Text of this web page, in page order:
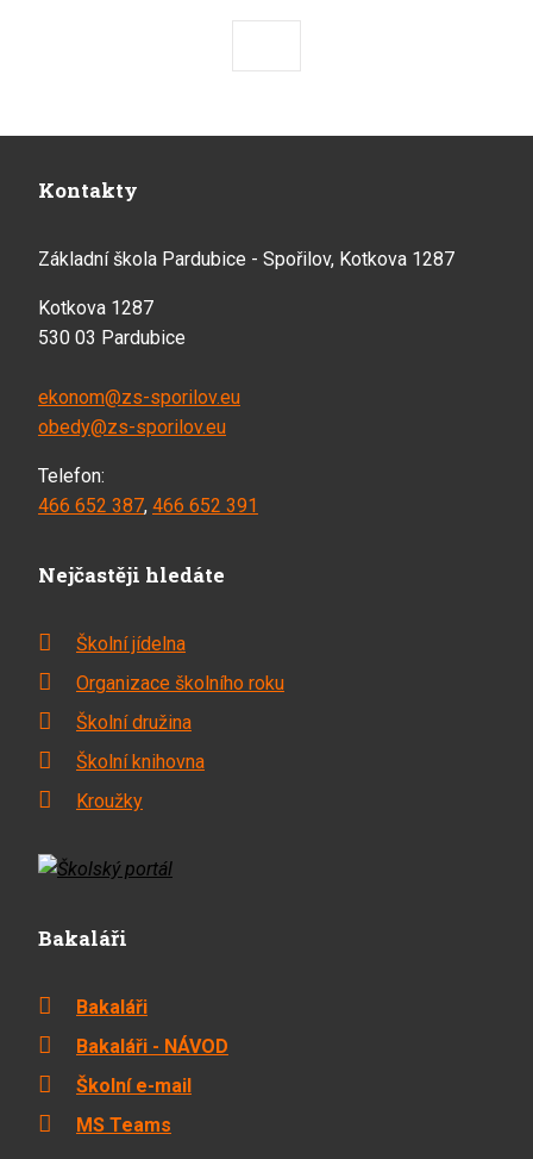
Kontakty
Základní škola Pardubice - Spořilov, Kotkova 1287
Kotkova 1287
530 03 Pardubice
ekonom@zs-sporilov.eu
obedy@zs-sporilov.eu
Telefon:
466 652 387, 466 652 391
Nejčastěji hledáte
Školní jídelna
Organizace školního roku
Školní družina
Školní knihovna
Kroužky
Bakaláři
Bakaláři
Bakaláři - NÁVOD
Školní e-mail
MS Teams